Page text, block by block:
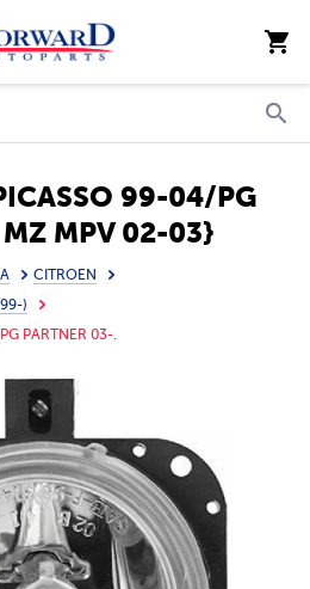
99-04/PG
MPV 02-03}
Л=П (DEPO)
CITROEN
)
PARTNER 03-.